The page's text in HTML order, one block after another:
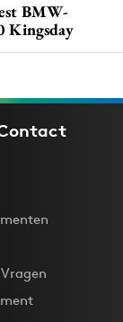
BMW-
Kingsday